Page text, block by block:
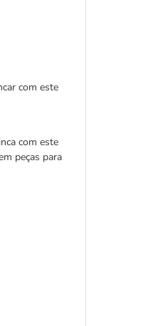
com este
com este
peças para